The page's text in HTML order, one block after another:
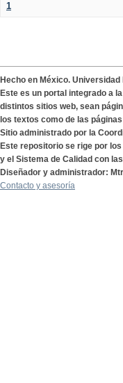
1
Hecho en México.
Este es un portal integrado a
distintos sitios web, sean
los textos como de las
Sitio administrado por la
Este repositorio se rige por
y el Sistema de Calidad con
Diseñador y administrador:
Contacto y asesoría